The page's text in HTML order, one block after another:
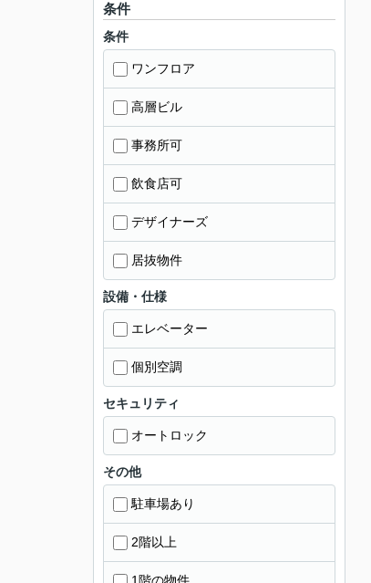
条件
条件
ワンフロア
高層ビル
事務所可
飲食店可
デザイナーズ
居抜物件
設備・仕様
エレベーター
個別空調
セキュリティ
オートロック
その他
駐車場あり
2階以上